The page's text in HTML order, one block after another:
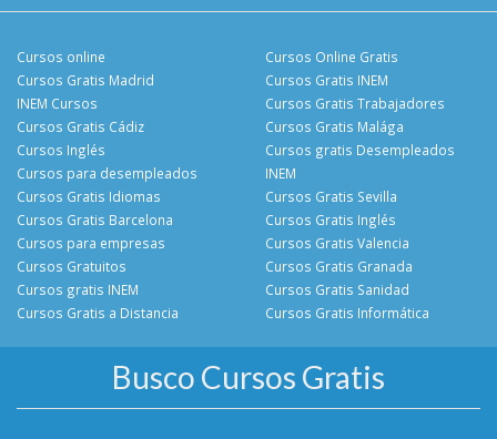
Cursos online
Cursos Gratis Madrid
INEM Cursos
Cursos Gratis Cádiz
Cursos Online Gratis
Cursos Gratis INEM
Cursos Gratis Trabajadores
Cursos Gratis Malága
Cursos Inglés
Cursos para desempleados
Cursos Gratis Idiomas
Cursos Gratis Barcelona
Cursos gratis Desempleados
INEM
Cursos Gratis Sevilla
Cursos Gratis Inglés
Cursos para empresas
Cursos Gratuitos
Cursos gratis INEM
Cursos Gratis a Distancia
Cursos Gratis Valencia
Cursos Gratis Granada
Cursos Gratis Sanidad
Cursos Gratis Informática
Busco Cursos Gratis